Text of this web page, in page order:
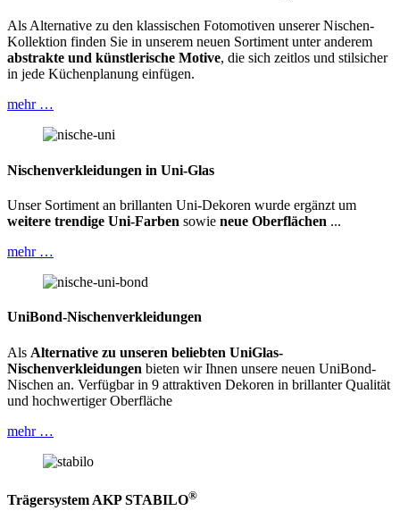
Als Alternative zu den klassischen Fotomotiven unserer Nischen-
Kollektion finden Sie in unserem neuen Sortiment unter anderem
abstrakte und künstlerische Motive, die sich zeitlos und stilsicher
in jede Küchenplanung einfügen.
mehr …
Nischenverkleidungen in Uni-Glas
Unser Sortiment an brillanten Uni-Dekoren wurde ergänzt um
weitere trendige Uni-Farben sowie neue Oberflächen ...
mehr …
UniBond-Nischenverkleidungen
Als Alternative zu unseren beliebten UniGlas-
Nischenverkleidungen bieten wir Ihnen unsere neuen UniBond-
Nischen an. Verfügbar in 9 attraktiven Dekoren in brillanter Qualität
und hochwertiger Oberfläche
mehr …
Trägersystem AKP STABILO®